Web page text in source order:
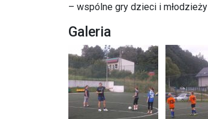
– wspólne gry dzieci i młodzieży
Galeria